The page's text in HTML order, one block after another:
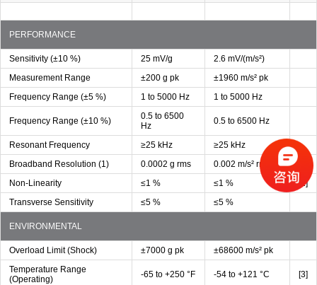
PERFORMANCE
Sensitivity (±10 %) 25 mV/g
2.6 mV/(m/s²)
Measurement Range
±200 g pk
±1960 m/s² pk
Frequency Range (±5 %)
1 to 5000 Hz 1 to 5000 Hz
Frequency Range (±10 %)
0.5 to 6500
Hz
0.5 to 6500 Hz
Resonant Frequency ≥25 kHz
≥25 kHz
Broadband Resolution (1)
0.0002 g rms 0.002 m/s² rms
Non-Linearity
≤1 % ≤1 %
[1]
Transverse Sensitivity
≤5 % ≤5 %
ENVIRONMENTAL
Overload Limit (Shock) ±7000 g pk
±68600 m/s² pk
Temperature Range
(Operating)
-65 to +250 °F -54 to +121 °C [3]